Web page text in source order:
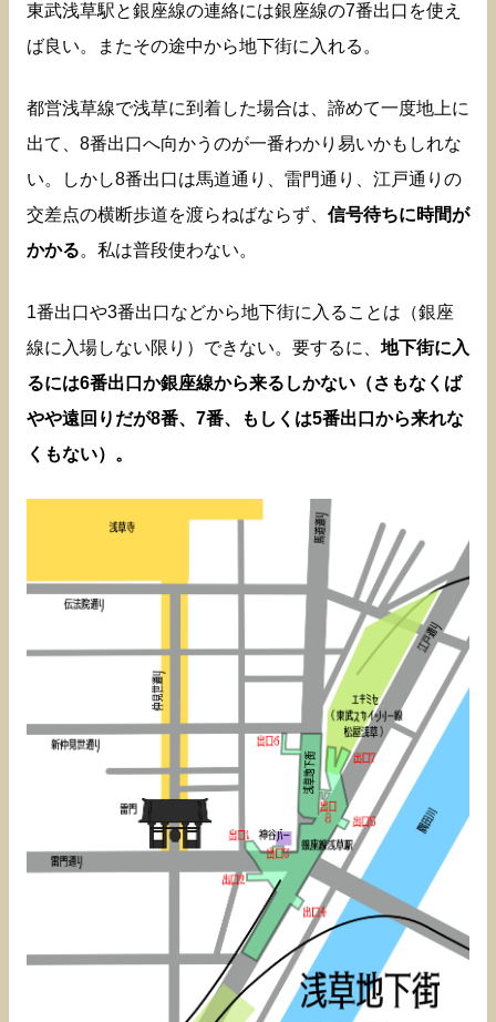
東武浅草駅と銀座線の連絡には銀座線の7番出口を使え
ば良い。またその途中から地下街に入れる。
都営浅草線で浅草に到着した場合は、諦めて一度地上に
出て、8番出口へ向かうのが一番わかり易いかもしれな
い。しかし8番出口は馬道通り、雷門通り、江戸通りの
交差点の横断歩道を渡らねばならず、 信号待ちに時間が
かかる。私は普段使わない。
1番出口や3番出口などから地下街に入ることは（銀座
線に入場しない限り）できない。要するに、 地下街に入
るには6番出口か銀座線から来るしかない（さもなくば
やや遠回りだが8番、7番、もしくは5番出口から来れな
くもない）。